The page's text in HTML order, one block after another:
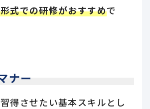
式での研修がおすすめで
ナー
得させたい基本スキルとし